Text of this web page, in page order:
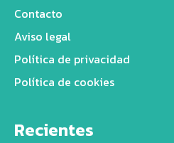
Contacto
Aviso legal
Política de privacidad
Política de cookies
Recientes